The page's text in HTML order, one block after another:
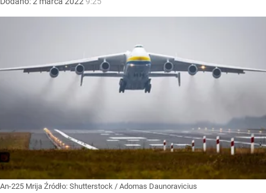
An-225 Mrija Źródło: Shutterstock / Adomas Daunoravicius